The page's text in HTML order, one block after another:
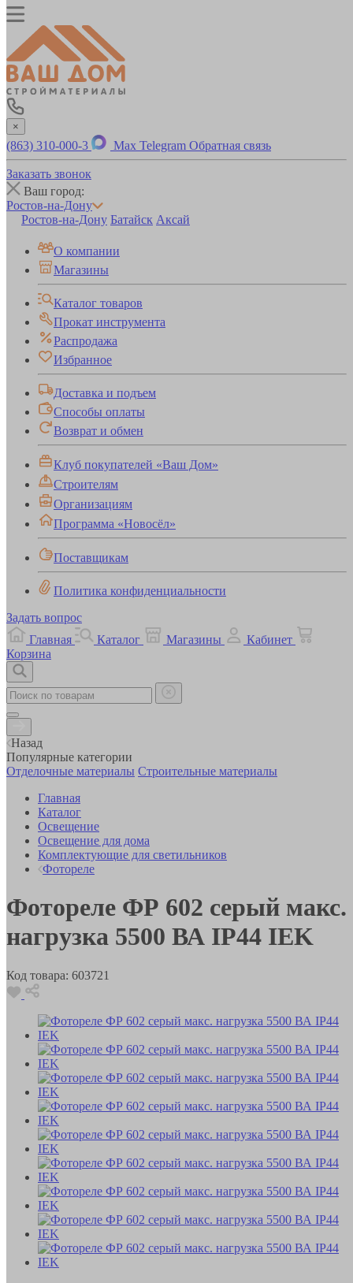
×
(863) 310-000-3 Max Telegram Обратная связь
Заказать звонок
Ваш город:
Ростов-на-Дону
Ростов-на-Дону Батайск Аксай
О компании
Магазины
Каталог товаров
Прокат инструмента
Распродажа
Избранное
Доставка и подъем
Способы оплаты
Возврат и обмен
Клуб покупателей «Ваш Дом»
Строителям
Организациям
Программа «Новосёл»
Поставщикам
Политика конфиденциальности
Задать вопрос
Главная
Каталог Магазины
Кабинет
Корзина
Назад
Популярные категории
Отделочные материалы Строительные материалы
Главная
Каталог
Освещение
Освещение для дома
Комплектующие для светильников
Фотореле
Фотореле ФР 602 серый макс.
нагрузка 5500 ВА IP44 IEK
Код товара: 603721